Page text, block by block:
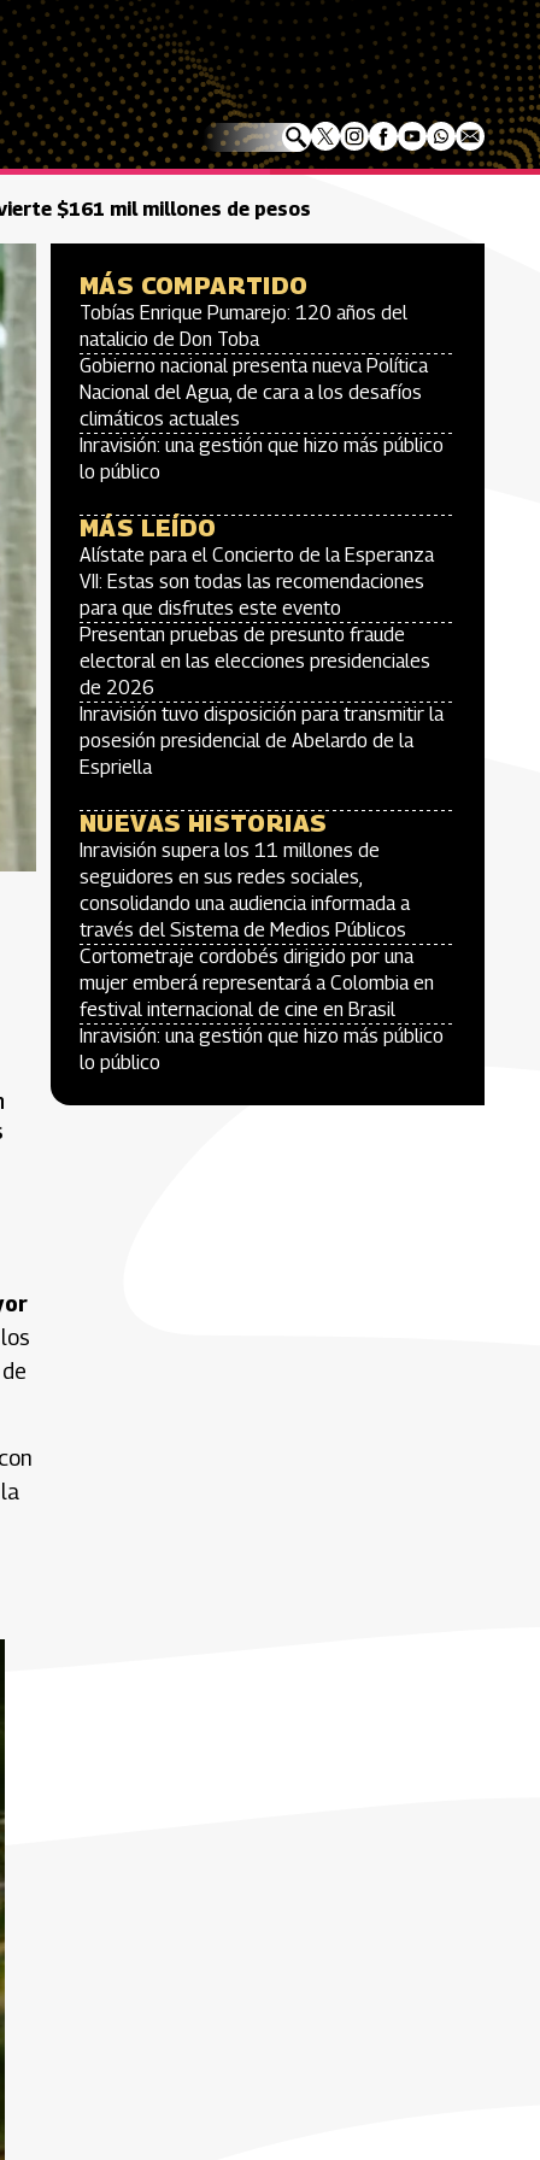
$161 mil millones de pesos
MÁS COMPARTIDO
Tobías Enrique Pumarejo: 120 años del
natalicio de Don Toba
Gobierno nacional presenta nueva Política
Nacional del Agua, de cara a los desafíos
climáticos actuales
Inravisión: una gestión que hizo más público
lo público
MÁS LEÍDO
Alístate para el Concierto de la Esperanza
VII: Estas son todas las recomendaciones
para que disfrutes este evento
Presentan pruebas de presunto fraude
electoral en las elecciones presidenciales
de 2026
Inravisión tuvo disposición para transmitir la
posesión presidencial de Abelardo de la
Espriella
NUEVAS HISTORIAS
Inravisión supera los 11 millones de
seguidores en sus redes sociales,
consolidando una audiencia informada a
través del Sistema de Medios Públicos
Cortometraje cordobés dirigido por una
mujer emberá representará a Colombia en
festival internacional de cine en Brasil
Inravisión: una gestión que hizo más público
lo público